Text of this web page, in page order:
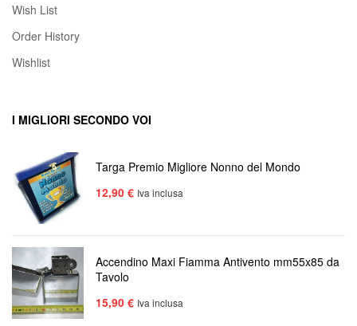
Wish List
Order History
Wishlist
I MIGLIORI SECONDO VOI
Targa Premio Migliore Nonno del Mondo
12,90 € Iva inclusa
Accendino Maxi Fiamma Antivento mm55x85 da
Tavolo
15,90 € Iva inclusa